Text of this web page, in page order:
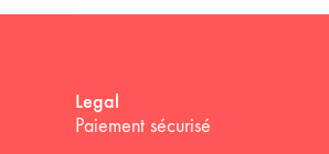
Legal
Paiement sécurisé